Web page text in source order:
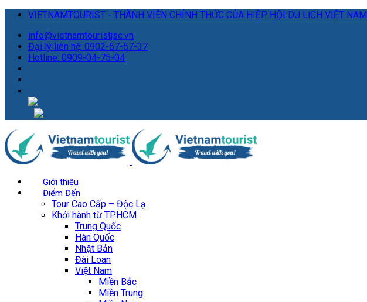
VIETNAMTOURIST - THÀNH VIÊN CHÍNH THỨC CỦA HIỆP HỘI DU LỊCH VIỆT NAM
info@vietnamtouristjsc.vn
Đại lý liên hệ: 0902-57-57-37
Hotline: 0909-04-75-04
Giới thiệu
Điểm Đến
Tour Cao Cấp – Độc Lạ
Khởi hành từ TP.HCM
Trung Quốc
Hàn Quốc
Nhật Bản
Đài Loan
Việt Nam
Miền Bắc
Miền Trung